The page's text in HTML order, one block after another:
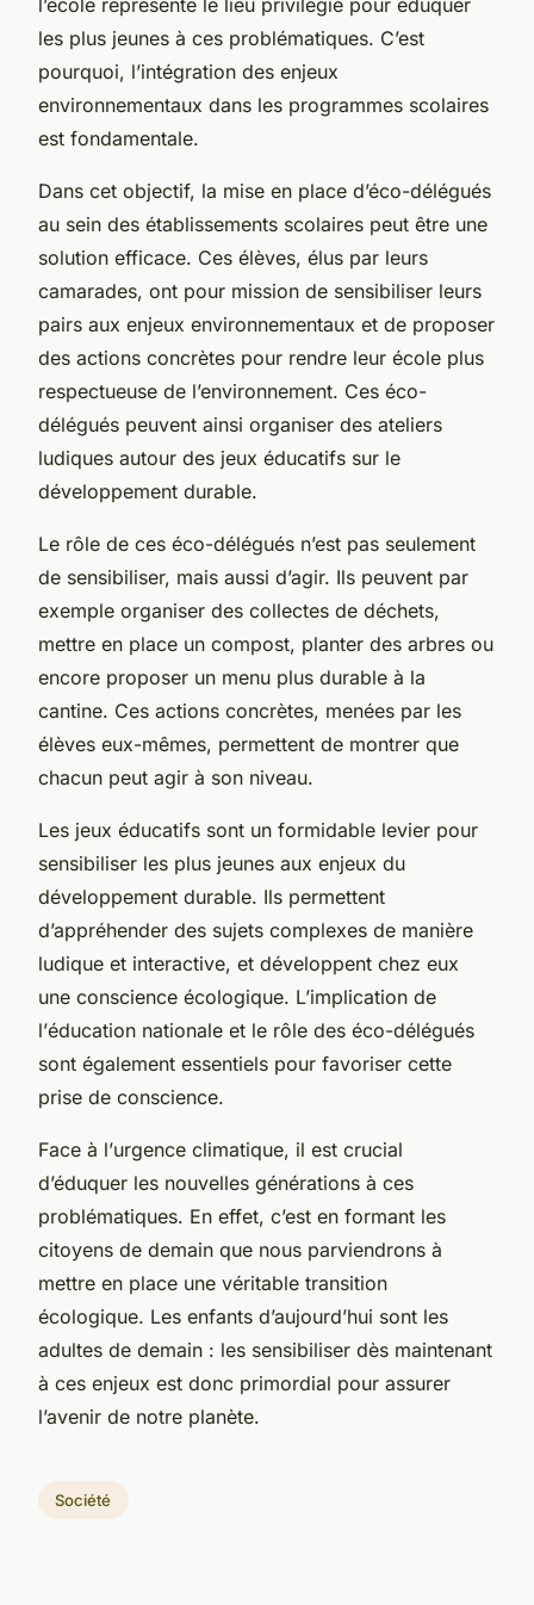
les plus jeunes à ces problématiques. C’est
pourquoi, l’intégration des enjeux
environnementaux dans les programmes scolaires
est fondamentale.
Dans cet objectif, la mise en place d’éco-délégués
au sein des établissements scolaires peut être une
solution efficace. Ces élèves, élus par leurs
camarades, ont pour mission de sensibiliser leurs
pairs aux enjeux environnementaux et de proposer
des actions concrètes pour rendre leur école plus
respectueuse de l’environnement. Ces éco-
délégués peuvent ainsi organiser des ateliers
ludiques autour des jeux éducatifs sur le
développement durable.
Le rôle de ces éco-délégués n’est pas seulement
de sensibiliser, mais aussi d’agir. Ils peuvent par
exemple organiser des collectes de déchets,
mettre en place un compost, planter des arbres ou
encore proposer un menu plus durable à la
cantine. Ces actions concrètes, menées par les
élèves eux-mêmes, permettent de montrer que
chacun peut agir à son niveau.
Les jeux éducatifs sont un formidable levier pour
sensibiliser les plus jeunes aux enjeux du
développement durable. Ils permettent
d’appréhender des sujets complexes de manière
ludique et interactive, et développent chez eux
une conscience écologique. L’implication de
l’éducation nationale et le rôle des éco-délégués
sont également essentiels pour favoriser cette
prise de conscience.
Face à l’urgence climatique, il est crucial
d’éduquer les nouvelles générations à ces
problématiques. En effet, c’est en formant les
citoyens de demain que nous parviendrons à
mettre en place une véritable transition
écologique. Les enfants d’aujourd’hui sont les
adultes de demain : les sensibiliser dès maintenant
à ces enjeux est donc primordial pour assurer
l’avenir de notre planète.
Société